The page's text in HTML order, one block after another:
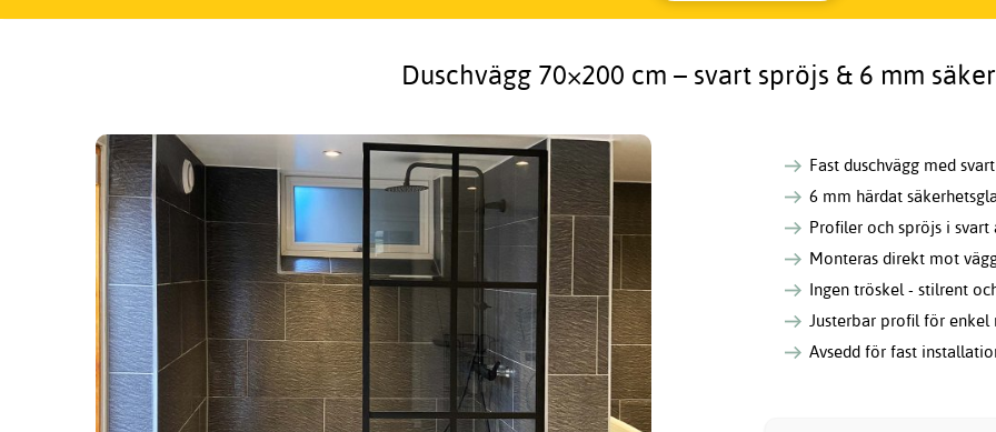
Duschvägg 70×200 cm – svart spröjs & 6 mm
Fast duschvägg med
6 mm härdat
Profiler och spröjs i
Monteras direkt mot
Ingen tröskel - stilrent
Justerbar profil för enkel
Avsedd för fast